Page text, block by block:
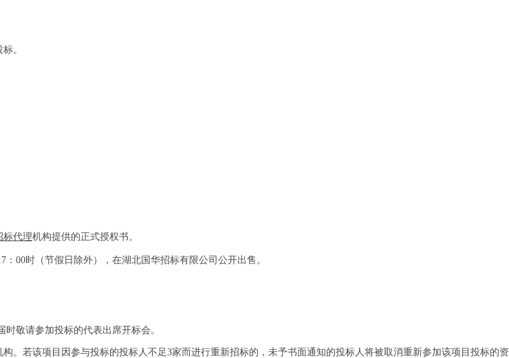
。
标代理机构提供的正式授权书。
：00时（节假日除外），在湖北国华招标有限公司公开出售。
敬请参加投标的代表出席开标会。
。若该项目因参与投标的投标人不足3家而进行重新招标的，未予书面通知的投标人将被取消重新参加该项目投标的资